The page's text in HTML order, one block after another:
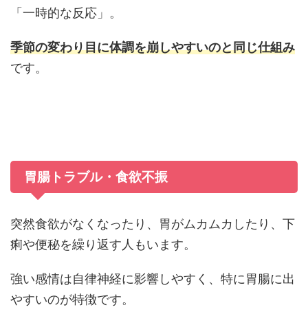
「一時的な反応」。
季節の変わり目に体調を崩しやすいのと同じ仕組み
です。
胃腸トラブル・食欲不振
突然食欲がなくなったり、胃がムカムカしたり、下
痢や便秘を繰り返す人もいます。
強い感情は自律神経に影響しやすく、特に胃腸に出
やすいのが特徴です。